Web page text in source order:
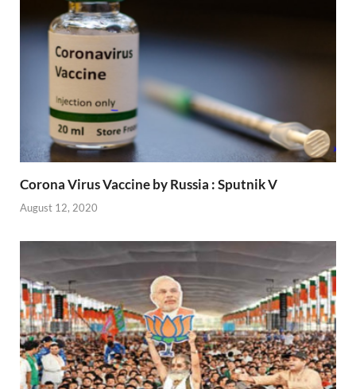
Corona Virus Vaccine by Russia : Sputnik V
August 12, 2020